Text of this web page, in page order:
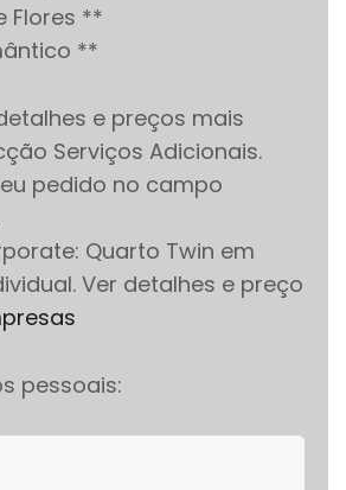
Flores **
**
e preços mais
Serviços Adicionais.
pedido no campo
Quarto Twin em
Ver detalhes e preço
pessoais: